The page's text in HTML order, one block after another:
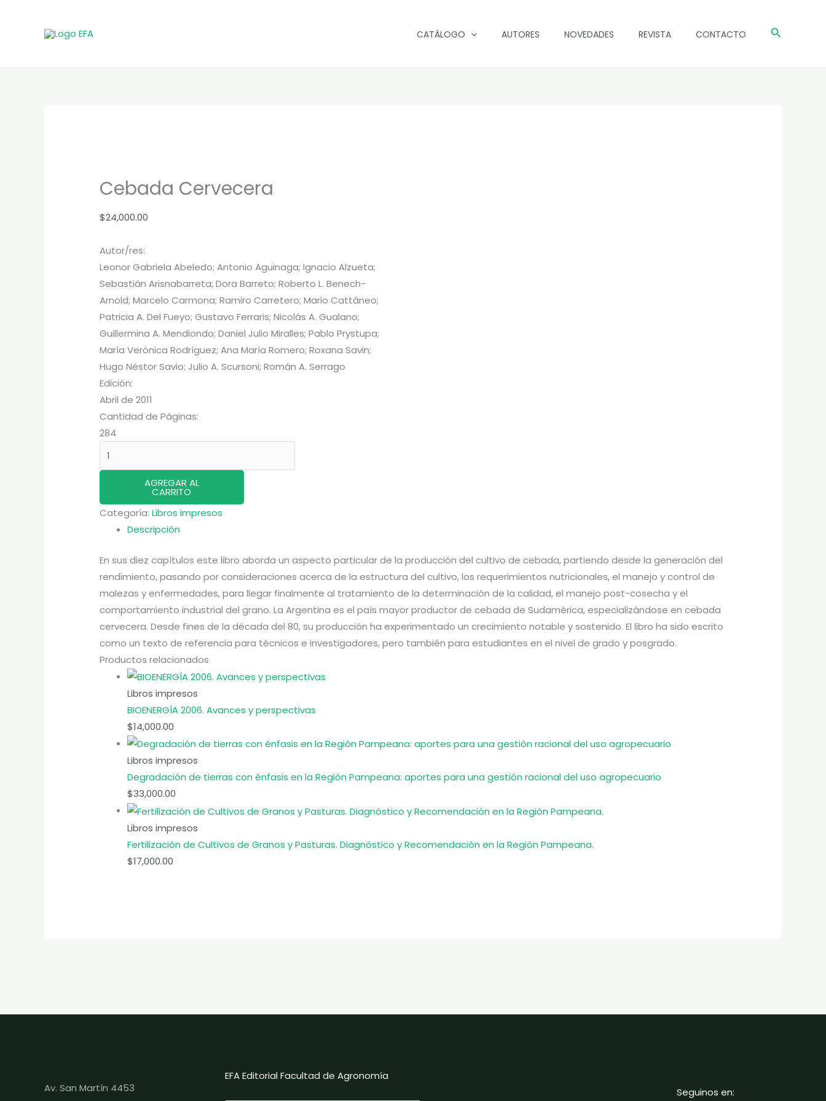
contenido
CATÁLOGO AUTORES NOVEDADES REVISTA CONTACTO Buscar
Cebada Cervecera
$24,000.00
Autor/res:
Leonor Gabriela Abeledo; Antonio Aguinaga; Ignacio Alzueta;
Sebastián Arisnabarreta; Dora Barreto; Roberto L. Benech-
Arnold; Marcelo Carmona; Ramiro Carretero; Mario Cattáneo;
Patricia A. Del Fueyo; Gustavo Ferraris; Nicolás A. Gualano;
Guillermina A. Mendiondo; Daniel Julio Miralles; Pablo Prystupa;
María Verónica Rodríguez; Ana María Romero; Roxana Savin;
Hugo Néstor Savio; Julio A. Scursoni; Román A. Serrago
Edición:
Abril de 2011
Cantidad de Páginas:
284
AGREGAR AL
CARRITO
Categoría: Libros impresos
Descripción
En sus diez capítulos este libro aborda un aspecto particular de la producción del cultivo de cebada, partiendo desde la generación del
rendimiento, pasando por consideraciones acerca de la estructura del cultivo, los requerimientos nutricionales, el manejo y control de
malezas y enfermedades, para llegar finalmente al tratamiento de la determinación de la calidad, el manejo post-cosecha y el
comportamiento industrial del grano. La Argentina es el país mayor productor de cebada de Sudamérica, especializándose en cebada
cervecera. Desde fines de la década del 80, su producción ha experimentado un crecimiento notable y sostenido. El libro ha sido escrito
como un texto de referencia para técnicos e investigadores, pero también para estudiantes en el nivel de grado y posgrado.
Productos relacionados
Libros impresos
BIOENERGÍA 2006. Avances y perspectivas
$14,000.00
Libros impresos
Degradación de tierras con énfasis en la Región Pampeana: aportes para una gestión racional del uso agropecuario
$33,000.00
Libros impresos
Fertilización de Cultivos de Granos y Pasturas. Diagnóstico y Recomendación en la Región Pampeana.
$17,000.00
Av. San Martín 4453
EFA Editorial Facultad de Agronomía
Seguinos en: